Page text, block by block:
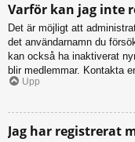
Varför kan jag inte
Det är möjligt att
det användarnamn du
kan också ha inaktiverat
blir medlemmar. Kontakta
Upp
Jag har registrerat